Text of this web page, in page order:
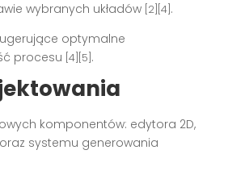
wybranych układów [2][4] .
optymalne
procesu [4][5] .
komponentów: edytora 2D,
systemu generowania